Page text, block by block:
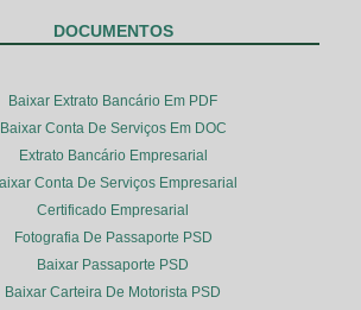
DOCUMENTOS
Baixar Extrato Bancário Em PDF
Baixar Conta De Serviços Em DOC
Extrato Bancário Empresarial
Conta De Serviços Empresarial
Certificado Empresarial
Fotografia De Passaporte PSD
Baixar Passaporte PSD
Baixar Carteira De Motorista PSD